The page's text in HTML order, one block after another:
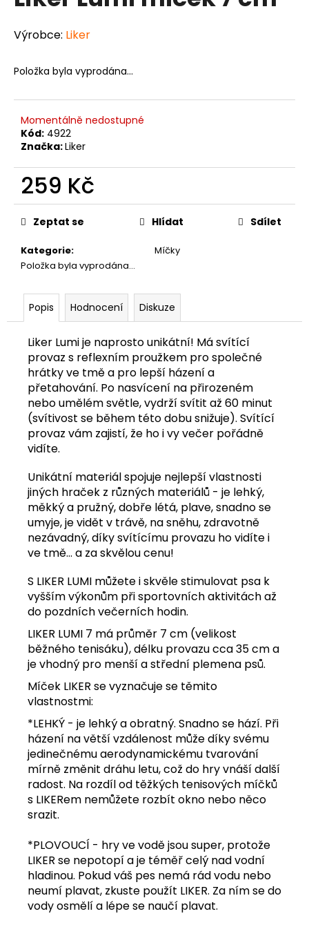
z
5
Výrobce: Liker
Položka byla vyprodána…
Momentálně nedostupné
Kód: 4922
Značka:Liker
259 Kč
Měrná
cena:
Kategorie:
Míčky
Položka byla vyprodána…
Zeptat se Hlídat Sdílet
Popis Hodnocení Diskuze
Liker Lumi je naprosto unikátní! Má svítící
provaz s reflexním proužkem pro společné
hrátky ve tmě a pro lepší házení a
přetahování. Po nasvícení na přirozeném
nebo umělém světle, vydrží svítit až 60 minut
(svítivost se během této dobu snižuje). Svítící
provaz vám zajistí, že ho i vy večer pořádně
vidíte.
Unikátní materiál spojuje nejlepší vlastnosti
jiných hraček z různých materiálů - je lehký,
měkký a pružný, dobře létá, plave, snadno se
umyje, je vidět v trávě, na sněhu, zdravotně
nezávadný, díky svítícímu provazu ho vidíte i
ve tmě… a za skvělou cenu!
S LIKER LUMI můžete i skvěle stimulovat psa k
vyšším výkonům při sportovních aktivitách až
do pozdních večerních hodin.
LIKER LUMI 7 má průměr 7 cm (velikost
běžného tenisáku), délku provazu cca 35 cm a
je vhodný pro menší a střední plemena psů.
Míček LIKER se vyznačuje se těmito
vlastnostmi:
*LEHKÝ - je lehký a obratný. Snadno se hází. Při
házení na větší vzdálenost může díky svému
jedinečnému aerodynamickému tvarování
mírně změnit dráhu letu, což do hry vnáší další
radost. Na rozdíl od těžkých tenisových míčků
s LIKERem nemůžete rozbít okno nebo něco
srazit.
*PLOVOUCÍ - hry ve vodě jsou super, protože
LIKER se nepotopí a je téměř celý nad vodní
hladinou. Pokud váš pes nemá rád vodu nebo
neumí plavat, zkuste použít LIKER. Za ním se do
vody osmělí a lépe se naučí plavat.
j
t
D
p
o
u
KUŘECÍ
KŘÍDLA
Kč